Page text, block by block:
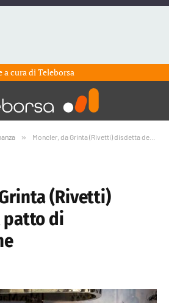
a cura diTeleborsa
» Moncler, da Grinta (Rivetti) disdetta del patto di consultazione
(Rivetti)
di